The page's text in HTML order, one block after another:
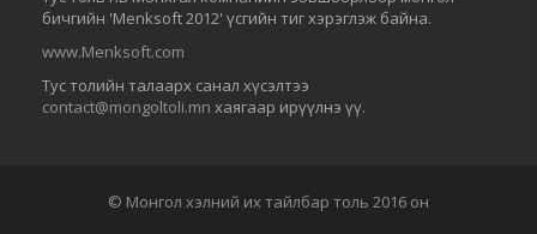
бичгийн 'Menksoft 2012' үсгийн тиг хэрэглэж байна.
www.Menksoft.com
Тус толийн талаарх санал хүсэлтээ
contact@mongoltoli.mn хаягаар ирүүлнэ үү.
© Монгол хэлний их тайлбар толь 2016 он